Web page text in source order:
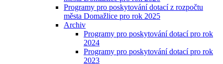
Programy pro poskytování dotací z rozpočtu
města Domažlice pro rok 2025
Archiv
Programy pro poskytování dotací pro rok
2024
Programy pro poskytování dotací pro rok
2023